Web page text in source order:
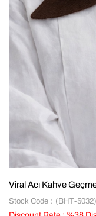
Viral Acı Kahve
Stock Code (BHT-5032)